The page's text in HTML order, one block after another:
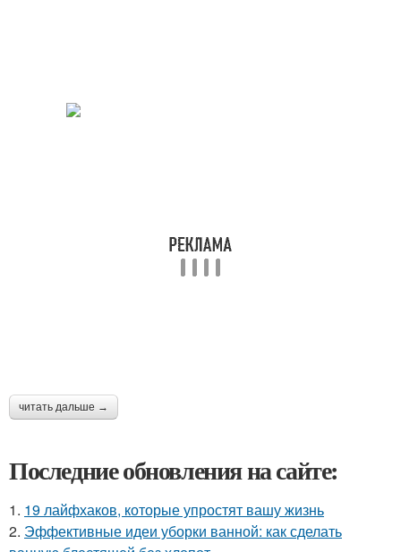
читать дальше →
Последние обновления на сайте:
1. 19 лайфхаков, которые упростят вашу жизнь
2. Эффективные идеи уборки ванной: как сделать